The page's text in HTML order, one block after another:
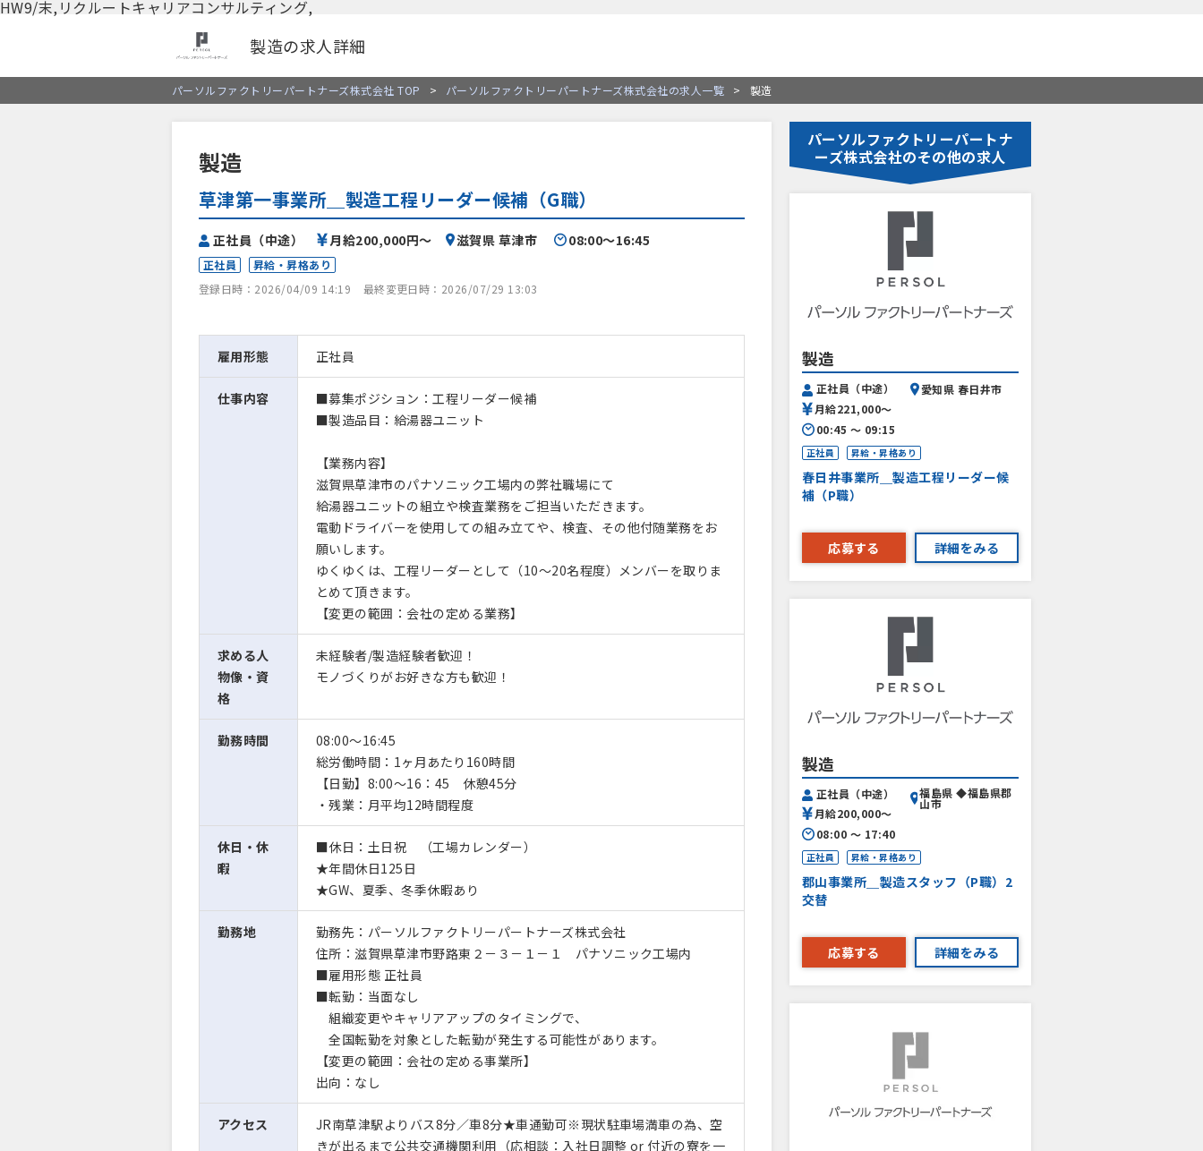
HW9/末,リクルートキャリアコンサルティング,
製造の求人詳細
パーソルファクトリーパートナーズ株式会社 TOP > パーソルファクトリーパートナーズ株式会社の求人一覧 > 製造
製造
草津第一事業所＿製造工程リーダー候補（G職）
正社員（中途） 月給200,000円〜 08:00〜16:45
滋賀県 草津市
正社員
昇給・昇格あり
登録日時：2026/04/09 14:19
最終変更日時：2026/07/29 13:03
雇用形態 正社員
仕事内容
■募集ポジション：工程リーダー候補
■製造品目：給湯器ユニット
【業務内容】
滋賀県草津市のパナソニック工場内の弊社職場にて
給湯器ユニットの組立や検査業務をご担当いただきます。
電動ドライバーを使用しての組み立てや、検査、その他付随業務をお
願いします。
ゆくゆくは、工程リーダーとして（10～20名程度）メンバーを取りま
とめて頂きます。
【変更の範囲：会社の定める業務】
求める人
物像・資
格
未経験者/製造経験者歓迎！
モノづくりがお好きな方も歓迎！
勤務時間
08:00〜16:45
総労働時間：1ヶ月あたり160時間
【日勤】8:00～16：45 休憩45分
・残業：月平均12時間程度
休日・休
暇
■休日：土日祝 （工場カレンダー）
★年間休日125日
★GW、夏季、冬季休暇あり
勤務地
勤務先：パーソルファクトリーパートナーズ株式会社
住所：滋賀県草津市野路東２－３－１－１ パナソニック工場内
■雇用形態 正社員
■転勤：当面なし
組織変更やキャリアアップのタイミングで、
全国転勤を対象とした転勤が発生する可能性があります。
【変更の範囲：会社の定める事業所】
出向：なし
アクセス
JR南草津駅よりバス8分／車8分★車通勤可※現状駐車場満車の為、空
きが出るまで公共交通機関利用（応相談：入社日調整 or 付近の寮を一
パーソルファクトリーパートナ
ーズ株式会社のその他の求人
製造
正社員（中途）
月給221,000〜
00:45 〜 09:15
愛知県 春日井市
正社員 昇給・昇格あり
春日井事業所＿製造工程リーダー候
補（P職）
応募する 詳細をみる
製造
正社員（中途）
月給200,000〜
08:00 〜 17:40
福島県 ◆福島県郡
山市
正社員 昇給・昇格あり
郡山事業所＿製造スタッフ（P職）2
交替
応募する 詳細をみる